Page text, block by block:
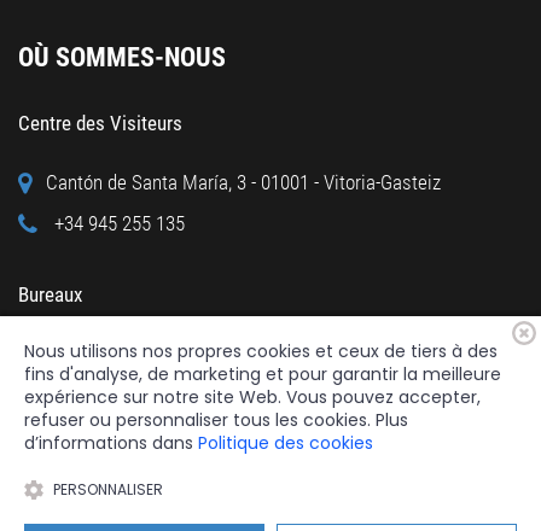
OÙ SOMMES-NOUS
Centre des Visiteurs
Cantón de Santa María, 3 - 01001 - Vitoria-Gasteiz
+34 945 255 135
Bureaux
Calle Cuchillería, 95 - 01001 - Vitoria-Gasteiz
+34 945 122 160
Nous utilisons nos propres cookies et ceux de tiers à des
fins d'analyse, de marketing et pour garantir la meilleure
expérience sur notre site Web. Vous pouvez accepter,
refuser ou personnaliser tous les cookies. Plus
d’informations dans Politique des cookies
PERSONNALISER